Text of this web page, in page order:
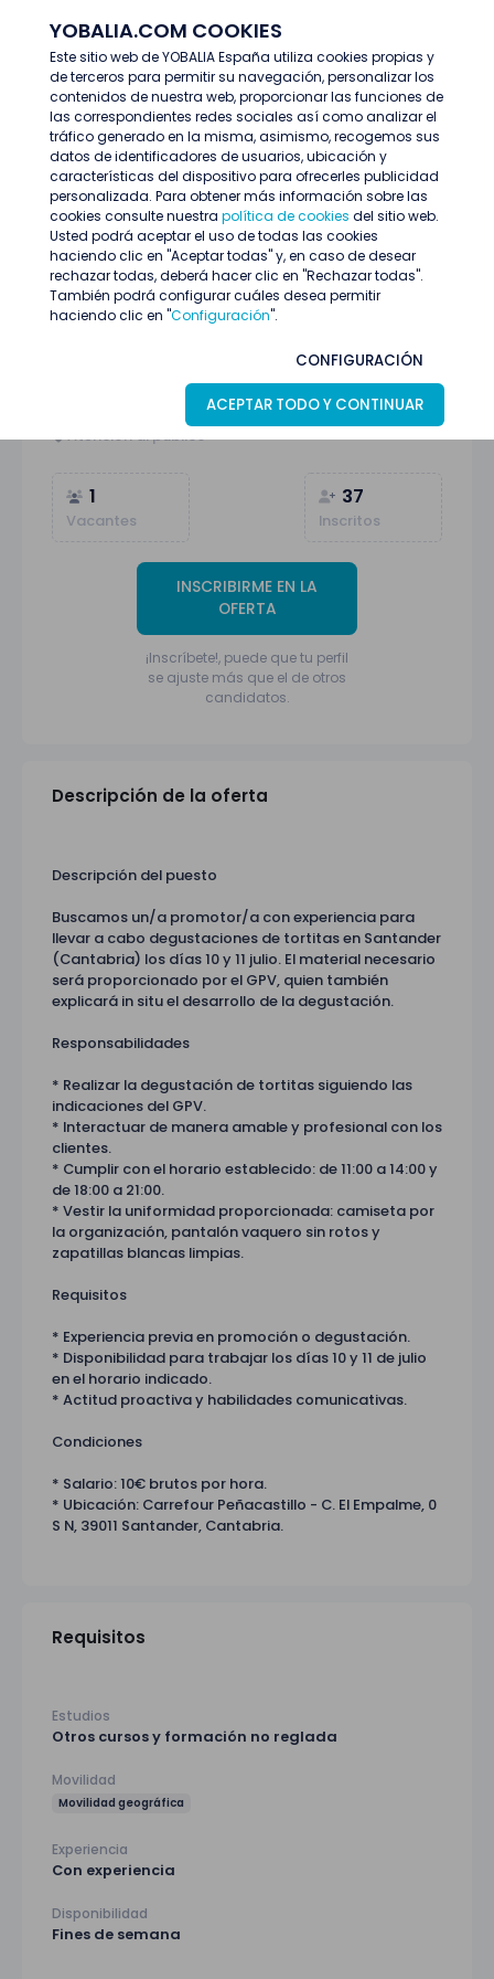
YOBALIA.COM COOKIES
Este sitio web de YOBALIA España utiliza cookies propias y
de terceros para permitir su navegación, personalizar los
contenidos de nuestra web, proporcionar las funciones de
las correspondientes redes sociales así como analizar el
tráfico generado en la misma, asimismo, recogemos sus
datos de identificadores de usuarios, ubicación y
características del dispositivo para ofrecerles publicidad
personalizada. Para obtener más información sobre las
cookies consulte nuestra política de cookies del sitio web.
Usted podrá aceptar el uso de todas las cookies
haciendo clic en "Aceptar todas" y, en caso de desear
rechazar todas, deberá hacer clic en "Rechazar todas".
También podrá configurar cuáles desea permitir
haciendo clic en "Configuración".
CONFIGURACIÓN
ACEPTAR TODO Y CONTINUAR
Últimas ofertas
Promotor/a degustación Santander 10 y 11 Julio
Promotor/a degustación Santander 10 y
santander (Cantabria) 06Julio
Atención al público
1
Vacantes
37
Inscritos
INSCRIBIRME EN LA
OFERTA
¡Inscríbete!, puede que tu perfil
se ajuste más que el de otros
candidatos.
Descripción de la oferta
Descripción del puesto
Buscamos un/a promotor/a con experiencia para
llevar a cabo degustaciones de tortitas en Santander
(Cantabria) los días 10 y 11 julio. El material necesario
será proporcionado por el GPV, quien también
explicará in situ el desarrollo de la degustación.
Responsabilidades
* Realizar la degustación de tortitas siguiendo las
indicaciones del GPV.
* Interactuar de manera amable y profesional con los
clientes.
* Cumplir con el horario establecido: de 11:00 a 14:00 y
de 18:00 a 21:00.
* Vestir la uniformidad proporcionada: camiseta por
la organización, pantalón vaquero sin rotos y
zapatillas blancas limpias.
Requisitos
* Experiencia previa en promoción o degustación.
* Disponibilidad para trabajar los días 10 y 11 de julio
en el horario indicado.
* Actitud proactiva y habilidades comunicativas.
Condiciones
* Salario: 10€ brutos por hora.
* Ubicación: Carrefour Peñacastillo - C. El Empalme, 0
S N, 39011 Santander, Cantabria.
Requisitos
Estudios
Otros cursos y formación no reglada
Movilidad
Movilidad geográfica
Experiencia
Con experiencia
Disponibilidad
Fines de semana